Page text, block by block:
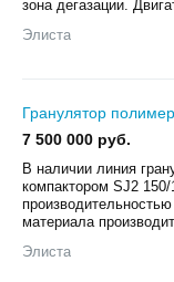
зона дегазации.
Элиста
Гранулятор
7 500 000 руб.
В наличии линия
компактором SJ2
материала
Элиста